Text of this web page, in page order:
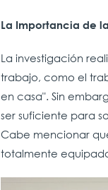
La Importancia de
La investigación
trabajo, como el
en casa". Sin
ser suficiente para
Cabe mencionar
totalmente